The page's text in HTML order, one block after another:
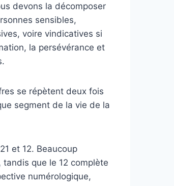
devons la décomposer
sensibles,
voire vindicatives si
la persévérance et
se répètent deux fois
segment de la vie de la
et 12. Beaucoup
que le 12 complète
numérologique,